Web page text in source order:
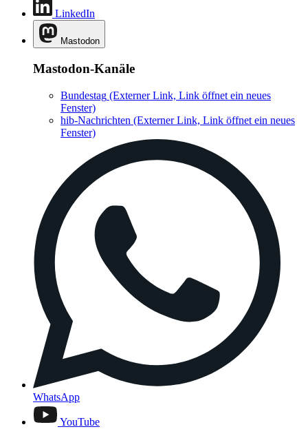
LinkedIn
Mastodon
Mastodon-Kanäle
Bundestag (Externer Link, Link öffnet ein neues
Fenster)
hib-Nachrichten (Externer Link, Link öffnet ein neues
Fenster)
WhatsApp
YouTube